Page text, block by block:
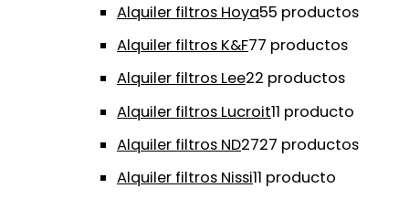
Alquiler filtros Hoya55 productos
Alquiler filtros K&F77 productos
Alquiler filtros Lee22 productos
Alquiler filtros Lucroit11 producto
Alquiler filtros ND2727 productos
Alquiler filtros Nissi11 producto